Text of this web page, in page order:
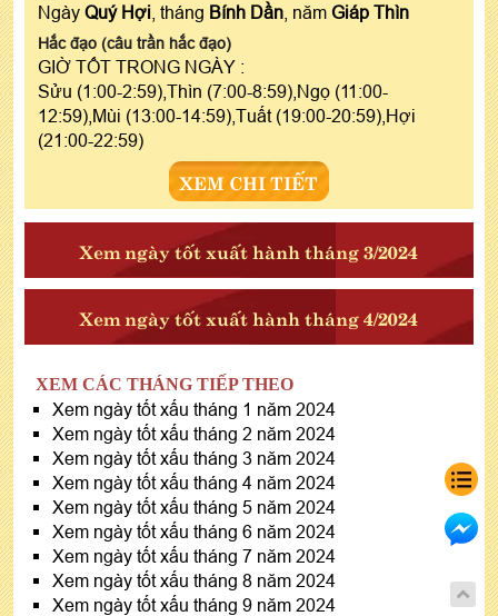
Ngày Quý Hợi , tháng Bính Dần , năm Giáp Thìn
Hắc đạo (câu trần hắc đạo)
GIỜ TỐT TRONG NGÀY :
Sửu (1:00-2:59),Thìn (7:00-8:59),Ngọ (11:00-
12:59),Mùi (13:00-14:59),Tuất (19:00-20:59),Hợi
(21:00-22:59)
XEM CHI TIẾT
Xem ngày tốt xuất hành tháng 3/2024
Xem ngày tốt xuất hành tháng 4/2024
XEM CÁC THÁNG TIẾP THEO
Xem ngày tốt xấu tháng 1 năm 2024
Xem ngày tốt xấu tháng 2 năm 2024
Xem ngày tốt xấu tháng 3 năm 2024
Xem ngày tốt xấu tháng 4 năm 2024
Xem ngày tốt xấu tháng 5 năm 2024
Xem ngày tốt xấu tháng 6 năm 2024
Xem ngày tốt xấu tháng 7 năm 2024
Xem ngày tốt xấu tháng 8 năm 2024
Xem ngày tốt xấu tháng 9 năm 2024